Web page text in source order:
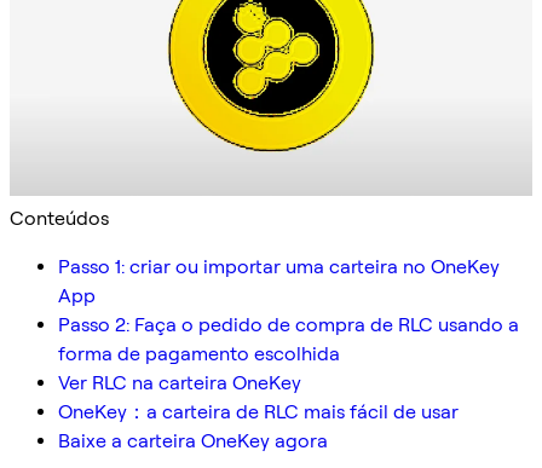
Conteúdos
Passo 1: criar ou importar uma carteira no OneKey
App
Passo 2: Faça o pedido de compra de RLC usando a
forma de pagamento escolhida
Ver RLC na carteira OneKey
OneKey：a carteira de RLC mais fácil de usar
Baixe a carteira OneKey agora